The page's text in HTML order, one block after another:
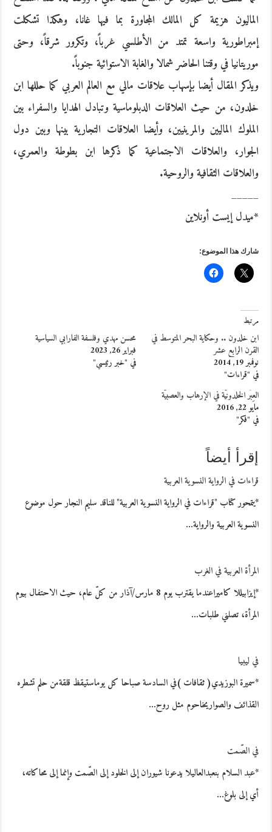
الماليون هزيمة كل المالك المجاورة بما فيها غانا، وهكذا تشكلت
إمبراطورية واسعة تمتد من الأطلسي غرباً، وتكرور شرقاً، وحتى
موريتانيا في وقتنا الحاضر شمالا والغابة الاستوائية جنوباً.
ويذكر المقال أيضا بإسهاب علاقات مالي مع العالم العربي كما حللها ابن
خلدون، من حيث العلاقات الدبلوماسية وتبادل الهدايا والسفراء بين
الملوك الماليين والمرينيين، وأيضا العلاقات التجارية بينها وبين دول
الجوار، والعلاقات الاجتماعية كما ذكرها ابن بطوطة والعمري،
والعلاقات الثقافية والروحية.
_____
*ميدل إيست أونلاين
شارك هذا الموضوع:
مرتبط
ابن خلدون .. وحكاية البحر المتوسط في
القرن الرابع عشر
نوفمبر 19, 2014
في "قراءات"
محسن مهدي وفلسفة الفارابي السياسية
فبراير 26, 2023
في "خبر رئيسي"
العِبَر الخلدونيّة في الإرهاب والعصبيّة
مايو 22, 2016
في "فكر"
إقرأ أيضاً
قراءات في الرواية النسوية العربية
*يتمحور كتاب "قراءات في الرواية النسوية العربية" للناقد سليم النجار حول موضوع
النسوية العربية والرواية…
المرأة العربية في الغرب
*إيزابيللا كاميراعندما يقترب يوم 8 مارس/آذار من كلّ عام، حيث الاحتفال بيوم
المرأة، تصلني طلبات…
في ليبيا
*سميرة البوزيدي( ثقافات )في السادسة صباحا كل يوماستيقظ قلقةمن حلم تشطره
القذائف والصواريخاحوم مثل روح…
في الصّمت
*عبد السلام بنعبدالعاليلا يدعونا شيوران إلى الخلود إلى الصّمت وإنما إلى محاكاته،
أي إلى بلوغ…